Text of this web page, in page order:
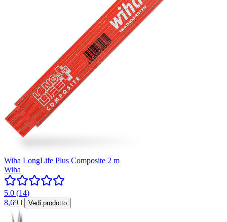
Wiha LongLife Plus Composite 2 m
Wiha
5.0 (14)
8,69 € Vedi prodotto